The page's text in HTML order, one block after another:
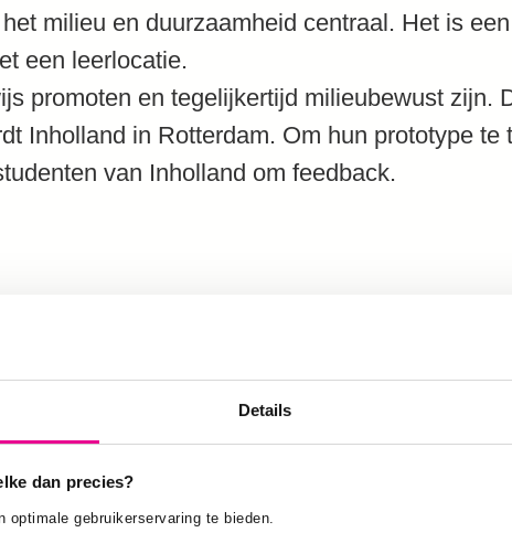
Details
dan precies?
gebruikerservaring te bieden.
milieu en duurzaamheid centraal. Het is
een leerlocatie.
promoten en tegelijkertijd milieubewust zijn.
Inholland in Rotterdam. Om hun prototype te
van Inholland om feedback.
een van de meest visuele prototypes,
iedereen in het lab. Het is een zeer complexe
flesjes deponeren. Aan de andere kant
voor het gooien van sigarettenpeuken, wat
elke keer dat je iets in deze vuilnisbak gooit